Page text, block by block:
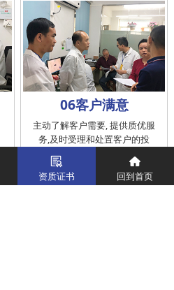
06客户满意
主动了解客户需要, 提供质优服
务,及时受理和处置客户的投
诉，提供快捷、方便的后续服
资质证书 回到首页